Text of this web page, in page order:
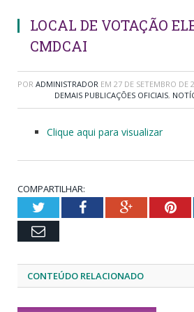
LOCAL DE VOTAÇÃO
CMDCAI
POR ADMINISTRADOR EM 27 DE SETEMBRO DE
DEMAIS PUBLICAÇÕES OFICIAIS,
Clique aqui para visualizar
COMPARTILHAR:
TwitterFacebookGoogle+
Email
CONTEÚDO RELACIONADO